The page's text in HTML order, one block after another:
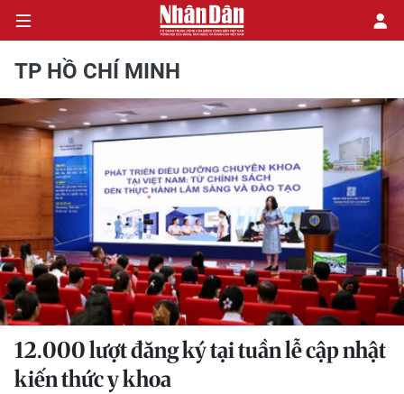
CHÍNH TRỊ
KINH TẾ
VĂN HÓA
XÃ HỘI
PHÁP LUẬT
DU LỊCH
THẾ GIỚI
TP HỒ CHÍ MINH
12.000 lượt đăng ký tại tuần lễ cập nhật
kiến thức y khoa